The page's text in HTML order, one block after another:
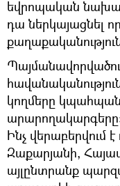
եվրոպական
դա ներկայացնել
կողմերը
Ինչ վերաբերվում
Զաքարյանի,
այլընտրանք